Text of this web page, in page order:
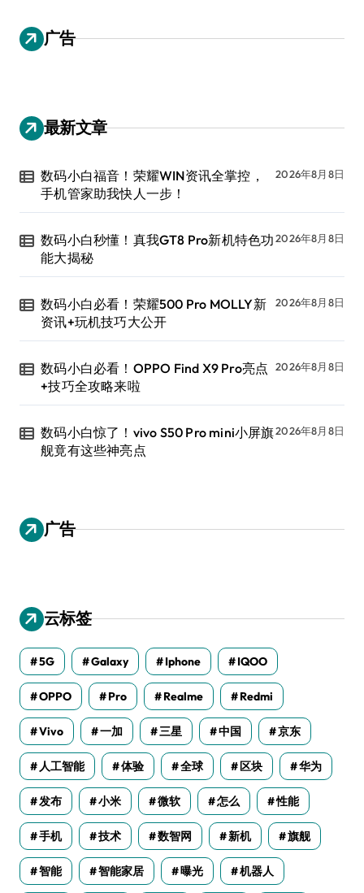
广告
最新文章
数码小白福音！荣耀WIN资讯全掌控，
手机管家助我快人一步！
2026年8月8日
数码小白秒懂！真我GT8 Pro新机特色功
能大揭秘
2026年8月8日
数码小白必看！荣耀500 Pro MOLLY新
资讯+玩机技巧大公开
2026年8月8日
数码小白必看！OPPO Find X9 Pro亮点
+技巧全攻略来啦
2026年8月8日
数码小白惊了！vivo S50 Pro mini小屏旗
舰竟有这些神亮点
2026年8月8日
广告
云标签
5G Galaxy Iphone IQOO
OPPO Pro Realme Redmi
Vivo 一加 三星 中国 京东
人工智能 体验 全球 区块 华为
发布 小米 微软 怎么 性能
手机 技术 数智网 新机 旗舰
智能 智能家居 曝光 机器人